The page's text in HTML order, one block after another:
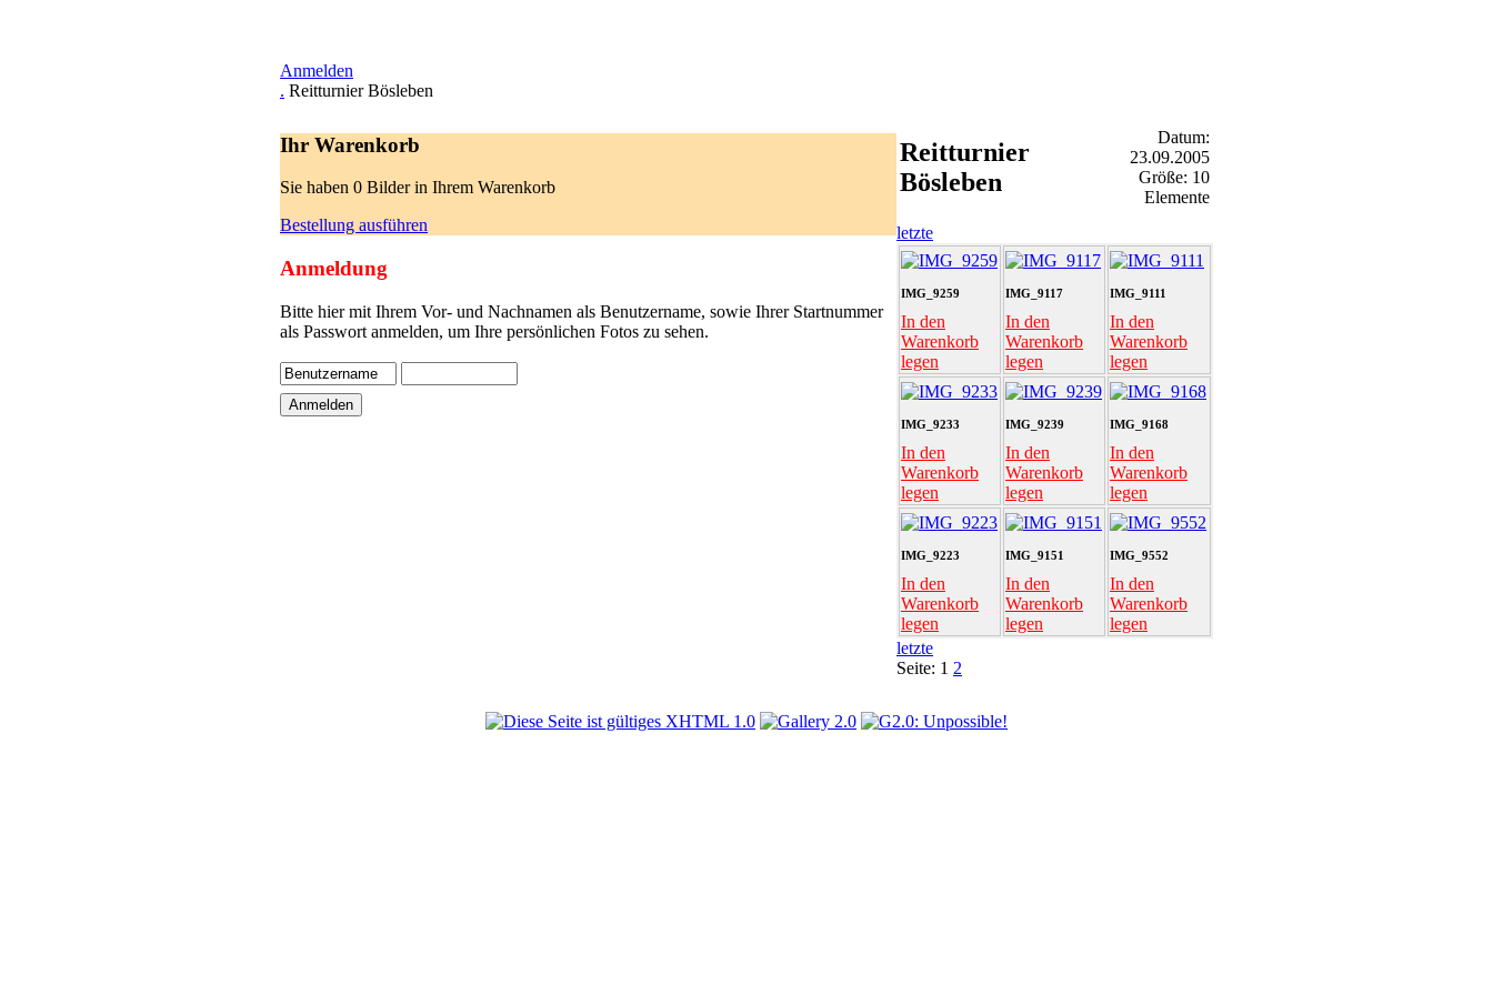
Anmelden
. Reitturnier Bösleben
Ihr Warenkorb
Sie haben 0 Bilder in Ihrem Warenkorb
Bestellung ausführen
Anmeldung
Bitte hier mit Ihrem Vor- und Nachnamen als Benutzername, sowie Ihrer Startnummer
als Passwort anmelden, um Ihre persönlichen Fotos zu sehen.
Reitturnier
Bösleben
Datum:
23.09.2005
Größe: 10
Elemente
letzte
IMG_9259
In den
Warenkorb
legen
IMG_9117
In den
Warenkorb
legen
IMG_9111
In den
Warenkorb
legen
IMG_9233
In den
Warenkorb
legen
IMG_9239
In den
Warenkorb
legen
IMG_9168
In den
Warenkorb
legen
IMG_9223
In den
Warenkorb
legen
IMG_9151
In den
Warenkorb
legen
IMG_9552
In den
Warenkorb
legen
letzte
Seite: 1 2